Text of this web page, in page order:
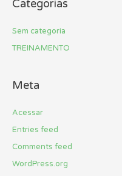
Categorias
Sem categoria
TREINAMENTO
Meta
Acessar
Entries feed
Comments feed
WordPress.org